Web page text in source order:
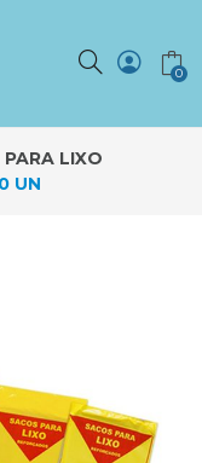
0
LIXO
UN